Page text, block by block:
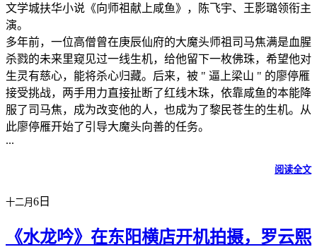
文学城扶华小说《向师祖献上咸鱼》，陈飞宇、王影璐领衔主
演。
多年前，一位高僧曾在庚辰仙府的大魔头师祖司马焦满是血腥
杀戮的未来里窥见过一线生机，给他留下一枚佛珠，希望他对
生灵有慈心，能将杀心归藏。后来，被 " 逼上梁山 " 的廖停雁
接受挑战，两手用力直接扯断了红线木珠，依靠咸鱼的本能降
服了司马焦，成为改变他的人，也成为了黎民苍生的生机。从
此廖停雁开始了引导大魔头向善的任务。
...
阅读全文
十二月 6日
《水龙吟》在东阳横店开机拍摄，罗云熙